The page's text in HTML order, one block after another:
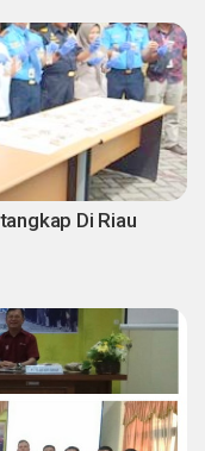
Di Riau